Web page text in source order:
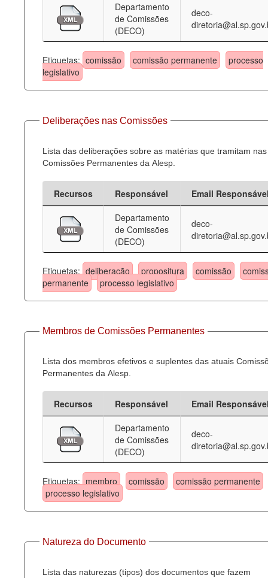
Departamento
de Comissões
(DECO)
deco-
Etiquetas: comissão comissão permanente
processo
legislativo
Deliberações nas Comissões
Lista das deliberações sobre as matérias que tramitam nas
Comissões Permanentes da Alesp.
Recursos Responsável
Email
Departamento
de Comissões
(DECO)
deco-
Etiquetas: deliberação propositura comissão
permanente
processo legislativo
Membros de Comissões Permanentes
Lista dos membros efetivos e suplentes das atuais
Permanentes da Alesp.
Recursos Responsável
Email
Departamento
de Comissões
(DECO)
deco-
Etiquetas: membro comissão
comissão permanente
processo legislativo
Natureza do Documento
Lista das naturezas (tipos) dos documentos que fazem